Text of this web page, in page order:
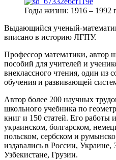
Годы жизни: 1916 – 1992
Выдающийся ученый-
вписано в историю ЛГПУ.
Профессор математики, автор
пособий для учителей и
внеклассного чтения, один из
обучения и развивающей
Автор более 200 научных
школьного учебника по
книг и 150 статей. Его работы
украинском, болгарском,
польском, сербском и
издавались в России,
Узбекистане, Грузии.